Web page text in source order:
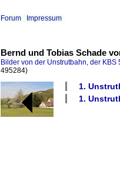
Forum Impressum
Bernd und Tobias Schade
Bilder von der Unstrutbahn, der KBS
495284)
1.
1.